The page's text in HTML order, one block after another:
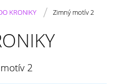
KRONIKY / Zimný motív 2
2